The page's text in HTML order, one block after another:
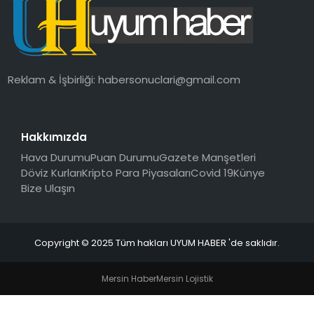
SAĞLIK
MAGAZIN
Reklam & İşbirliği:habersonuclari@gmail.com
Hakkımızda
Hava DurumuPuan DurumuGazete Manşetleri
Döviz KurlarıKripto Para PiyasalarıCovid 19Künye
Bize Ulaşın
Copyright © 2025 Tüm hakları UYUM HABER 'de saklıdır.
Mersin HaberMersin Lojistik